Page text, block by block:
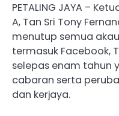
PETALING JAYA –
A, Tan Sri Tony
menutup semua
termasuk Facebook,
selepas enam tahun
cabaran serta
dan kerjaya.